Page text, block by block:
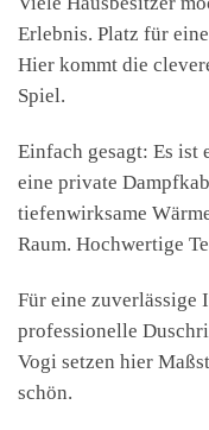
Erlebnis. Platz für
Hier kommt die
Spiel.
Einfach gesagt: Es ist
eine private
tiefenwirksame
Raum. Hochwertige
Für eine zuverlässige
professionelle
Vogi setzen hier
schön.